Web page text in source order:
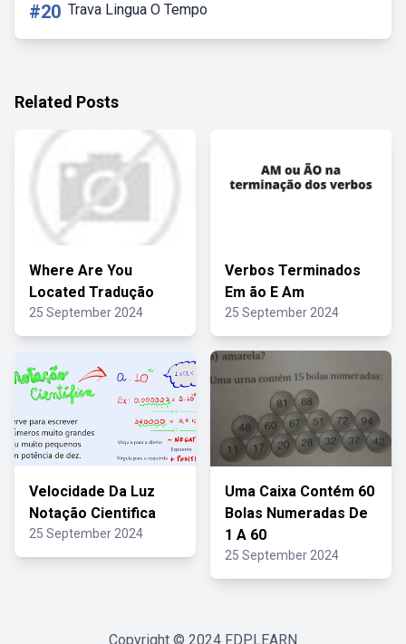
#20 Trava Lingua O Tempo
Related Posts
Where Are You
Located Tradução
25 September 2024
Verbos Terminados
Em ão E Am
25 September 2024
Velocidade Da Luz
Notação Cientifica
25 September 2024
Uma Caixa Contém 60
Bolas Numeradas De
1 A 60
25 September 2024
Copyright © 2024 FDPLEARN